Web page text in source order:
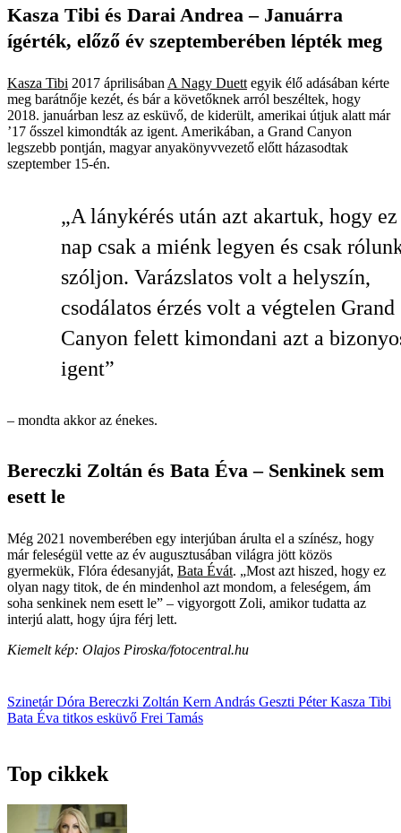
Kasza Tibi és Darai Andrea – Januárra
ígérték, előző év szeptemberében lépték meg
Kasza Tibi 2017 áprilisában A Nagy Duett egyik élő adásában kérte
meg barátnője kezét, és bár a követőknek arról beszéltek, hogy
2018. januárban lesz az esküvő, de kiderült, amerikai útjuk alatt már
’17 ősszel kimondták az igent. Amerikában, a Grand Canyon
legszebb pontján, magyar anyakönyvvezető előtt házasodtak
szeptember 15-én.
„A lánykérés után azt akartuk, hogy ez
nap csak a miénk legyen és csak
szóljon. Varázslatos volt a helyszín,
csodálatos érzés volt a végtelen Grand
Canyon felett kimondani azt a
igent”
– mondta akkor az énekes.
Bereczki Zoltán és Bata Éva – Senkinek sem
esett le
Még 2021 novemberében egy interjúban árulta el a színész, hogy
már feleségül vette az év augusztusában világra jött közös
gyermekük, Flóra édesanyját, Bata Évát. „Most azt hiszed, hogy ez
olyan nagy titok, de én mindenhol azt mondom, a feleségem, ám
soha senkinek nem esett le” – vigyorgott Zoli, amikor tudatta az
interjú alatt, hogy újra férj lett.
Kiemelt kép: Olajos Piroska/fotocentral.hu
Szinetár Dóra Bereczki Zoltán Kern András Geszti PéterKasza Tibi
Bata Éva titkos esküvő Frei Tamás
Top cikkek